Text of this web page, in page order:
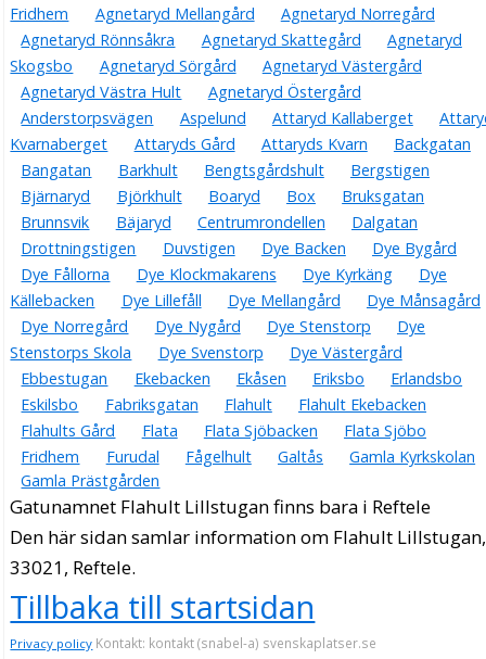
Fridhem
Agnetaryd Mellangård
Agnetaryd Norregård
Agnetaryd Rönnsåkra
Agnetaryd Skattegård
Agnetaryd
Skogsbo
Agnetaryd Sörgård
Agnetaryd Västergård
Agnetaryd Västra Hult
Agnetaryd Östergård
Anderstorpsvägen
Aspelund Attaryd Kallaberget
Kvarnaberget
Attaryds Gård Attaryds Kvarn
Backgatan
Bangatan
Barkhult Bengtsgårdshult
Bergstigen
Bjärnaryd
Björkhult Boaryd Box
Bruksgatan
Brunnsvik
Bäjaryd Centrumrondellen
Dalgatan
Drottningstigen
Duvstigen Dye Backen
Dye Bygård
Dye Fållorna
Dye Klockmakarens Dye Kyrkäng
Dye
Källebacken
Dye Lillefåll Dye Mellangård
Dye Månsagård
Dye Norregård
Dye Nygård Dye Stenstorp
Dye
Stenstorps Skola
Dye Svenstorp
Dye Västergård
Ebbestugan
Ekebacken Ekåsen Eriksbo
Erlandsbo
Eskilsbo
Fabriksgatan Flahult
Flahult Ekebacken
Flahults Gård
Flata Flata Sjöbacken
Flata Sjöbo
Fridhem
Furudal Fågelhult Galtås
Gamla Kyrkskolan
Gamla Prästgården
Gatunamnet Flahult Lillstugan finns bara i Reftele
Den här sidan samlar information om Flahult Lillstugan,
33021, Reftele.
Tillbaka till startsidan
Privacy policy Kontakt: kontakt (snabel-a) svenskaplatser.se